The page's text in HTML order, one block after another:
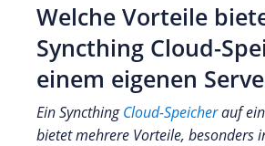
Welche Vorteile
Syncthing Cloud-
einem eigenen
Ein SyncthingCloud-Speicherauf
bietet mehrere Vorteile, besonders